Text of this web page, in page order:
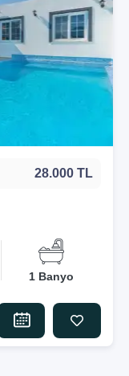
28.000 TL
1 Banyo